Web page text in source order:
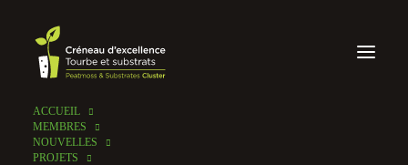
ACCUEIL
MEMBRES
NOUVELLES
PROJETS